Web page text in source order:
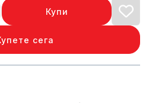
Купи
сега